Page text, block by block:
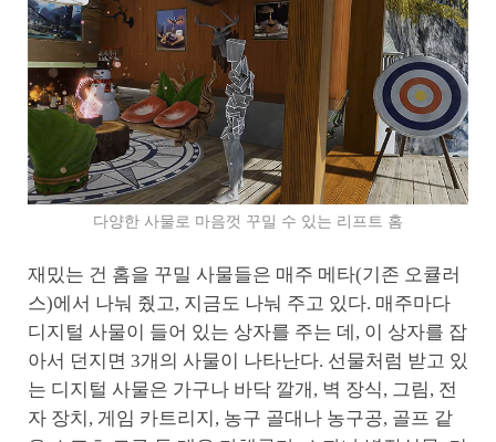
다양한 사물로 마음껏 꾸밀 수 있는 리프트 홈
재밌는 건 홈을 꾸밀 사물들은 매주 메타(기존 오큘러
스)에서 나눠 줬고, 지금도 나눠 주고 있다. 매주마다
디지털 사물이 들어 있는 상자를 주는 데, 이 상자를 잡
아서 던지면 3개의 사물이 나타난다. 선물처럼 받고 있
는 디지털 사물은 가구나 바닥 깔개, 벽 장식, 그림, 전
자 장치, 게임 카트리지, 농구 골대나 농구공, 골프 같